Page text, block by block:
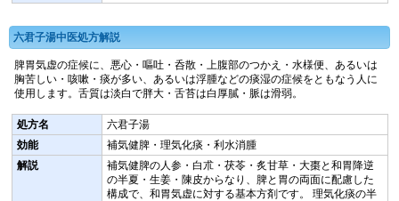
六君子湯中医処方解説
脾胃気虚の症候に、悪心・嘔吐・呑散・上腹部のつかえ・水様便、あるいは
胸苦しい・咳嗽・痰が多い、あるいは浮腫などの痰湿の症候をともなう人に
使用します。舌質は淡白で胖大・舌苔は白厚膩・脈は滑弱。
処方名
六君子湯
効能
補気健脾・理気化痰・利水消腫
解説
補気健脾の人参・白朮・茯苓・炙甘草・大棗と和胃降逆
の半夏・生姜・陳皮からなり、脾と胃の両面に配慮した
構成で、和胃気虚に対する基本方剤です。 理気化痰の半